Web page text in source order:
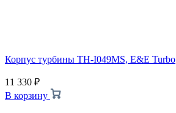
Корпус турбины TH-I049MS, E&E Turbo
11 330 ₽
В корзину